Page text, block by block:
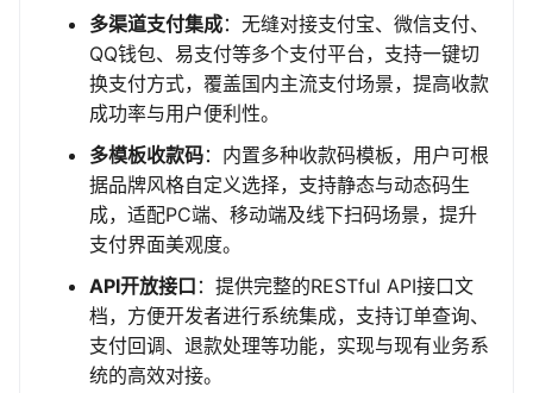
多渠道支付集成：无缝对接支付宝、微信支付、
QQ钱包、易支付等多个支付平台，支持一键切
换支付方式，覆盖国内主流支付场景，提高收款
成功率与用户便利性。
多模板收款码：内置多种收款码模板，用户可根
据品牌风格自定义选择，支持静态与动态码生
成，适配PC端、移动端及线下扫码场景，提升
支付界面美观度。
API开放接口 ：提供完整的RESTful API接口文
档，方便开发者进行系统集成，支持订单查询、
支付回调、退款处理等功能，实现与现有业务系
统的高效对接。